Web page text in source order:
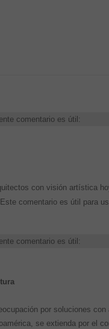
comentario es útil:
con visión artística
comentario es útil para
comentario es útil:
por soluciones con
se extienda por el